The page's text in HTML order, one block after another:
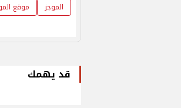
الموجز
موقع
قد يهمك